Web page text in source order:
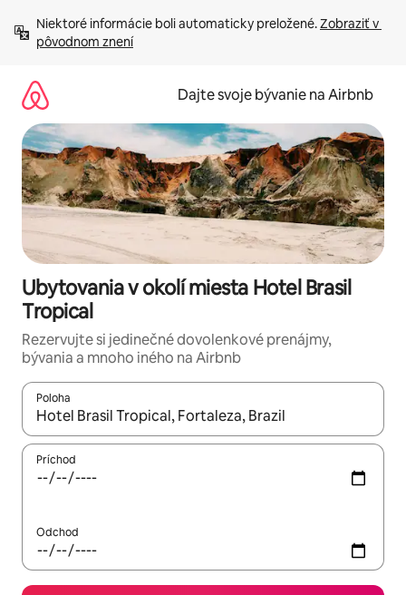
obsah.
Niektoré informácie boli automaticky preložené. Zobraziť v
pôvodnom znení
Dajte svoje bývanie na Airbnb
Ubytovania v okolí miesta Hotel Brasil
Tropical
Rezervujte si jedinečné dovolenkové prenájmy,
bývania a mnoho iného na Airbnb
Poloha
Keď budú výsledky k dispozícii, môžete si ich prechádzať
Príchod
Odchod